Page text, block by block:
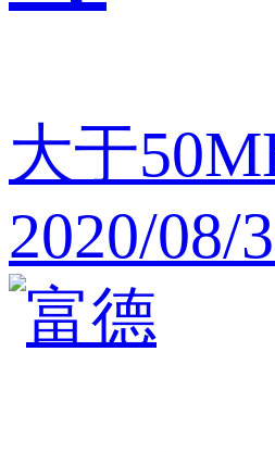
大于
2020/08/